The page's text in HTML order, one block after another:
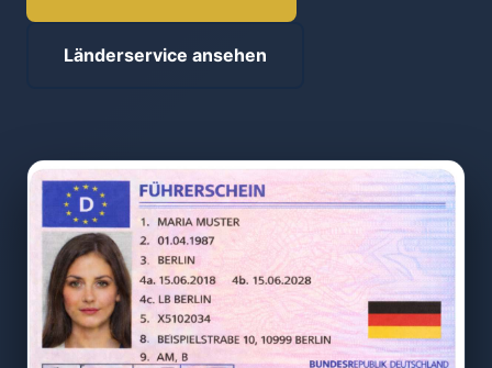
Länderservice ansehen